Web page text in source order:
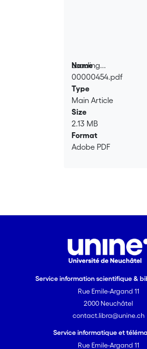
Loading...
Loading...
Name
00000454.pdf
Type
Main Article
Size
2.13 MB
Format
Adobe PDF
Service information scientifique &
Rue Emile-Argand 11
2000 Neuchâtel
contact.libra@unine.ch
Service informatique et
Rue Emile-Argand 11